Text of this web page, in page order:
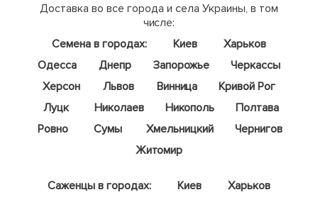
Доставка во все города и села Украины, в том
числе:
Семена в городах:
Киев
Харьков
Одесса
Днепр Запорожье
Черкассы
Херсон
Львов Винница
Кривой Рог
Луцк
Николаев Никополь
Полтава
Ровно
Сумы Хмельницкий
Чернигов
Житомир
Саженцы в городах: Киев
Харьков